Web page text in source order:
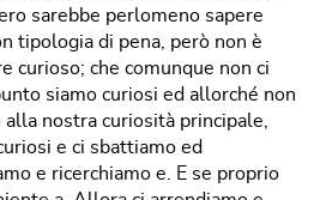
sarebbe perlomeno sapere
tipologia di pena, però non è
curioso; che comunque non ci
siamo curiosi ed allorché non
nostra curiosità principale,
e ci sbattiamo ed
e ricerchiamo e. E se proprio